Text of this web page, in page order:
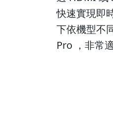
快速實現即
下依機型不
Pro ，非常